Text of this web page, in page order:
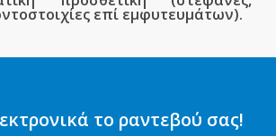
επί εμφυτευμάτων).
το ραντεβού σας!